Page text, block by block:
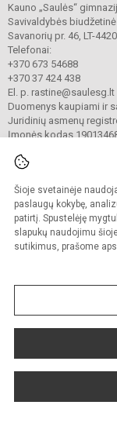
Šioje svetainėje
paslaugų kokybę,
patirtį. Spustelėję
slapukų naudojimu
sutikimus, prašome
Kauno „Saulės“
Savivaldybės
Savanorių pr. 46, LT-
Telefonai:
+370 673 54688
+370 37 424 438
El. p. rastine@saulesg.lt
Duomenys kaupiami ir
Juridinių asmenų
Įmonės kodas
© 2023 Kauno
Kopijuoti turinį be
Sumanus būdas